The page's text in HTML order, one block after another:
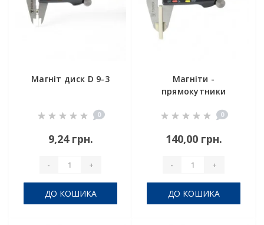
Магніт диск D 9-3
0
9,24 грн.
- +
ДО КОШИКА
Магніти -
прямокутники
0
140,00 грн.
- +
ДО КОШИКА